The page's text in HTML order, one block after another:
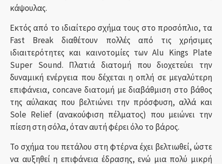
κάψουλας.
Εκτός από το ιδιαίτερο σχήμα τους στο προσόπλιο, τα
Fast Break διαθέτουν πολλές από τις χρήσιμες
ιδιαιτερότητες και καινοτομίες των Alu Kings Plate
Super Sound. Πλατιά διατομή που διοχετεύει την
δυναμική ενέργεια που δέχεται η οπλή σε μεγαλύτερη
επιφάνεια, concave διατομή με διαβάθμιση στο βάθος
της αύλακας που βελτιώνει την πρόσφυση, αλλά και
Sole Relief (ανακούφιση πέλματος) που μειώνει την
πίεση στη σόλα, όταν αυτή φέρει όλο το βάρος.
Το σχήμα του πετάλου στη φτέρνα έχει βελτιωθεί, ώστε
να αυξηθεί η επιφάνεια έδρασης, ενώ μια πολύ μικρή